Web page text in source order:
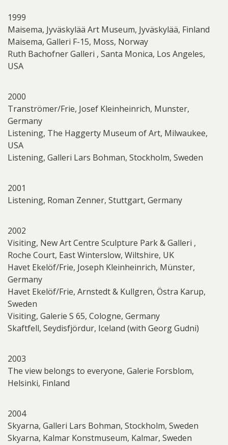
1999
Maisema, Jyväskylää Art Museum, Jyväskylää, Finland
Maisema, Galleri F-15, Moss, Norway
Ruth Bachofner Galleri , Santa Monica, Los Angeles,
USA
2000
Tranströmer/Frie, Josef Kleinheinrich, Munster,
Germany
Listening, The Haggerty Museum of Art, Milwaukee,
USA
Listening, Galleri Lars Bohman, Stockholm, Sweden
2001
Listening, Roman Zenner, Stuttgart, Germany
2002
Visiting, New Art Centre Sculpture Park & Galleri ,
Roche Court, East Winterslow, Wiltshire, UK
Havet Ekelöf/Frie, Joseph Kleinheinrich, Münster,
Germany
Havet Ekelöf/Frie, Arnstedt & Kullgren, Östra Karup,
Sweden
Visiting, Galerie S 65, Cologne, Germany
Skaftfell, Seydisfjördur, Iceland (with Georg Gudni)
2003
The view belongs to everyone, Galerie Forsblom,
Helsinki, Finland
2004
Skyarna, Galleri Lars Bohman, Stockholm, Sweden
Skyarna, Kalmar Konstmuseum, Kalmar, Sweden